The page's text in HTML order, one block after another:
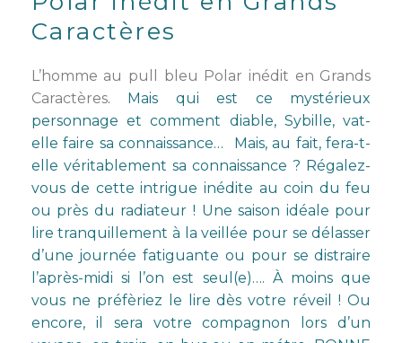
Caractères
L’homme au pull bleu Polar inédit en Grands
Caractères. Mais qui est ce mystérieux
personnage et comment diable, Sybille, vat-
elle faire sa connaissance… Mais, au fait, fera-t-
elle véritablement sa connaissance ? Régalez-
vous de cette intrigue inédite au coin du feu
ou près du radiateur ! Une saison idéale pour
lire tranquillement à la veillée pour se délasser
d’une journée fatiguante ou pour se distraire
l’après-midi si l’on est seul(e)…. À moins que
vous ne préfèriez le lire dès votre réveil ! Ou
encore, il sera votre compagnon lors d’un